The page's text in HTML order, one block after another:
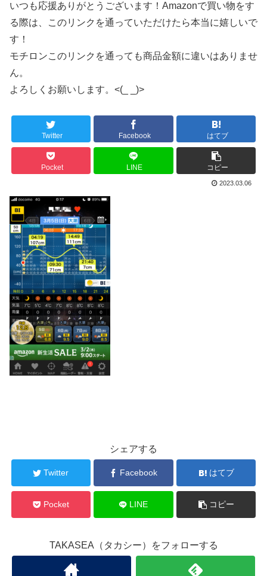
いつも応援ありがとうございます！Amazonで買い物をす
る際は、このリンクを通っていただけたら本当に嬉しいで
す！
モチロンこのリンクを通っても商品金額に違いはありませ
ん。
よろしくお願いします。<(_ _)>
Twitter Facebook はてブ
Pocket LINE コピー
2023.03.06
シェアする
Twitter Facebook はてブ
Pocket LINE コピー
TAKASEA（タカシー）をフォローする